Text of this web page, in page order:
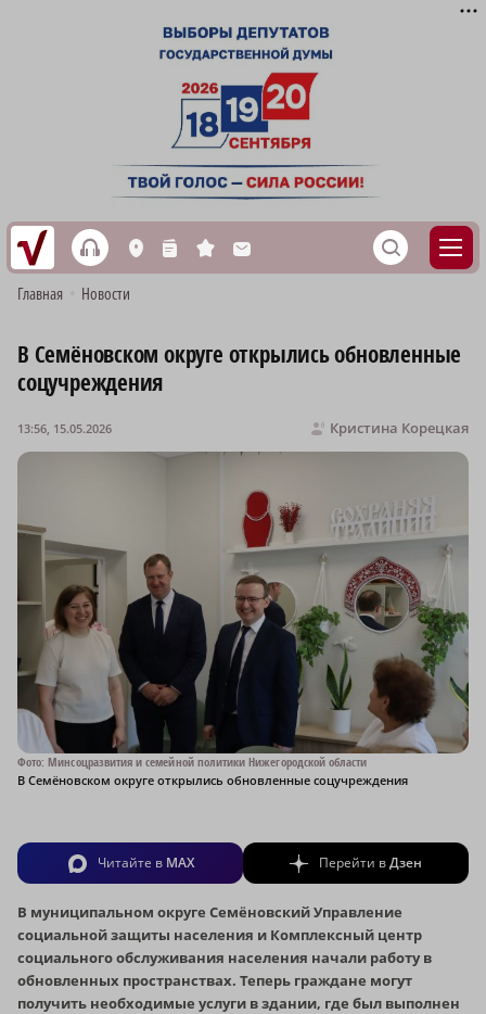
h L n s M S
Главная Новости
В Семёновском округе открылись обновленные
соцучреждения
Кристина Корецкая
13:56, 15.05.2026
Фото: Минсоцразвития и семейной политики Нижегородской области
В Семёновском округе открылись обновленные соцучреждения
Читайте в MAX Перейти вДзен
В муниципальном округе Семёновский Управление
социальной защиты населения и Комплексный центр
социального обслуживания населения начали работу в
обновленных пространствах. Теперь граждане могут
получить необходимые услуги в здании, где был выполнен